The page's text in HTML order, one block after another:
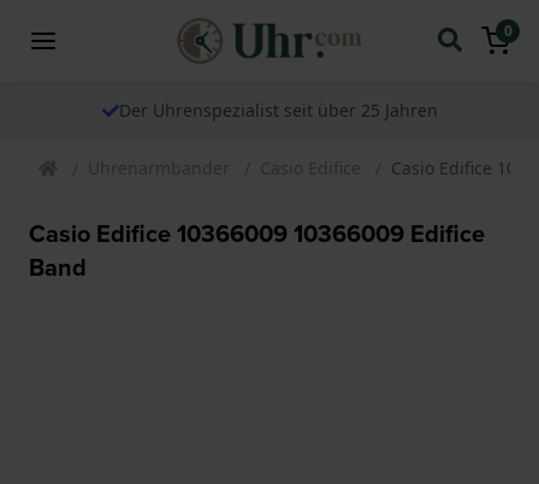
0
Der Uhrenspezialist seit über 25 Jahren
Uhrenarmbander Casio Edifice Casio Edifice
Casio Edifice 10366009 10366009 Edifice
Band